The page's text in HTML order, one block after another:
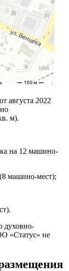
августа 2022
м).
на 12 машино-
машино-мест);
духовно-
«Статус» не